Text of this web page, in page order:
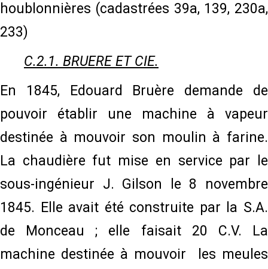
houblonnières (cadastrées 39a, 139, 230a,
233)
C.2.1. BRUERE ET CIE.
En 1845, Edouard Bruère demande de
pouvoir établir une machine à vapeur
destinée à mouvoir son moulin à farine.
La chaudière fut mise en service par le
sous-ingénieur J. Gilson le 8 novembre
1845. Elle avait été construite par la S.A.
de Monceau ; elle faisait 20 C.V. La
machine destinée à mouvoir les meules